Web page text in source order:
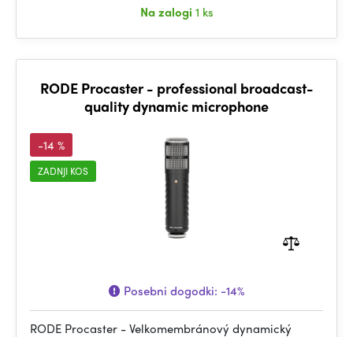
Na zalogi 1 ks
RODE Procaster - professional broadcast-
quality dynamic microphone
-14 %
ZADNJI KOS
Posebni dogodki: -14%
RODE Procaster - Velkomembránový dynamický